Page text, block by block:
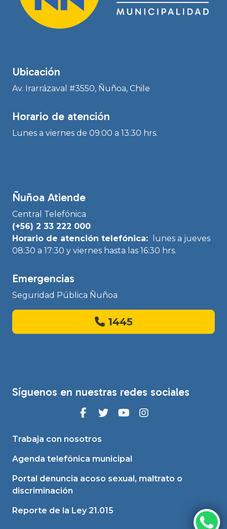
Ubicación
Av. Irarrázaval #3550, Ñuñoa, Chile
Horario de atención
Lunes a viernes de 09:00 a 13:30 hrs.
Ñuñoa Atiende
Central Telefónica
(+56) 2 33 222 000
Horario de atención telefónica:
lunes a jueves
08:30 a 17:30 y viernes hasta las 16:30 hrs.
Emergencias
Seguridad Pública Ñuñoa
1445
Síguenos en nuestras redes sociales
Trabaja con nosotros
Agenda telefónica municipal
Portal denuncia acoso sexual, maltrato o
discriminación
Reporte de la Ley 21.015